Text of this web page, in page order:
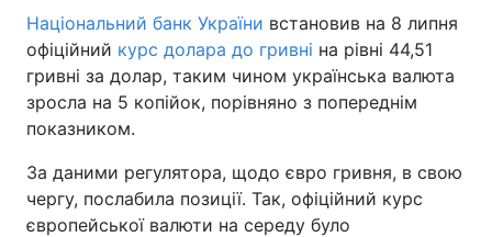
Національний банк України встановив на 8 липня
офіційний курс долара до гривні на рівні 44,51
гривні за долар, таким чином українська валюта
зросла на 5 копійок, порівняно з попереднім
показником.
За даними регулятора, щодо євро гривня, в свою
чергу, послабила позиції. Так, офіційний курс
європейської валюти на середу було